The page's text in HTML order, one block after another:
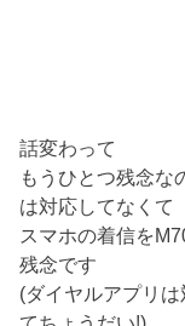
話変わって
もうひとつ残念な
は対応してなくて
スマホの着信を
残念です
(ダイヤルアプリ